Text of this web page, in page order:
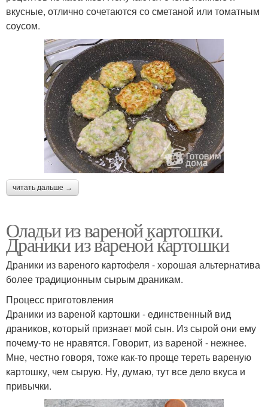
вкусные, отлично сочетаются со сметаной или томатным
соусом.
читать дальше →
Оладьи из вареной картошки.
Драники из вареной картошки
Драники из вареного картофеля - хорошая альтернатива
более традиционным сырым драникам.
Процесс приготовления
Драники из вареной картошки - единственный вид
драников, который признает мой сын. Из сырой они ему
почему-то не нравятся. Говорит, из вареной - нежнее.
Мне, честно говоря, тоже как-то проще тереть вареную
картошку, чем сырую. Ну, думаю, тут все дело вкуса и
привычки.